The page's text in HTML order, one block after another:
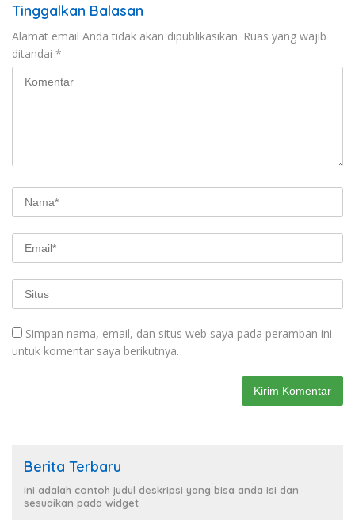
Tinggalkan Balasan
Alamat email Anda tidak akan dipublikasikan. Ruas yang wajib
ditandai *
Simpan nama, email, dan situs web saya pada peramban ini
untuk komentar saya berikutnya.
Berita Terbaru
Ini adalah contoh judul deskripsi yang bisa anda isi dan
sesuaikan pada widget